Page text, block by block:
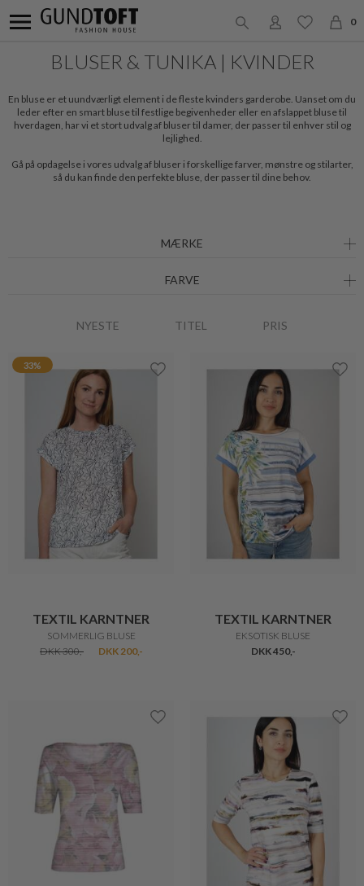
0
BLUSER & TUNIKA | KVINDER
En bluse er et uundværligt element i de fleste kvinders garderobe. Uanset om du
leder efter en smart bluse til festlige begivenheder eller en afslappet bluse til
hverdagen, har vi et stort udvalg af bluser til damer, der passer til enhver stil og
lejlighed.
Gå på opdagelse i vores udvalg af bluser i forskellige farver, mønstre og stilarter,
så du kan finde den perfekte bluse, der passer til dine behov.
MÆRKE
FARVE
NYESTE TITEL PRIS
33%
TEXTIL KARNTNER
SOMMERLIG BLUSE
DKK 300,-
DKK 200,-
TEXTIL KARNTNER
EKSOTISK BLUSE
DKK 450,-